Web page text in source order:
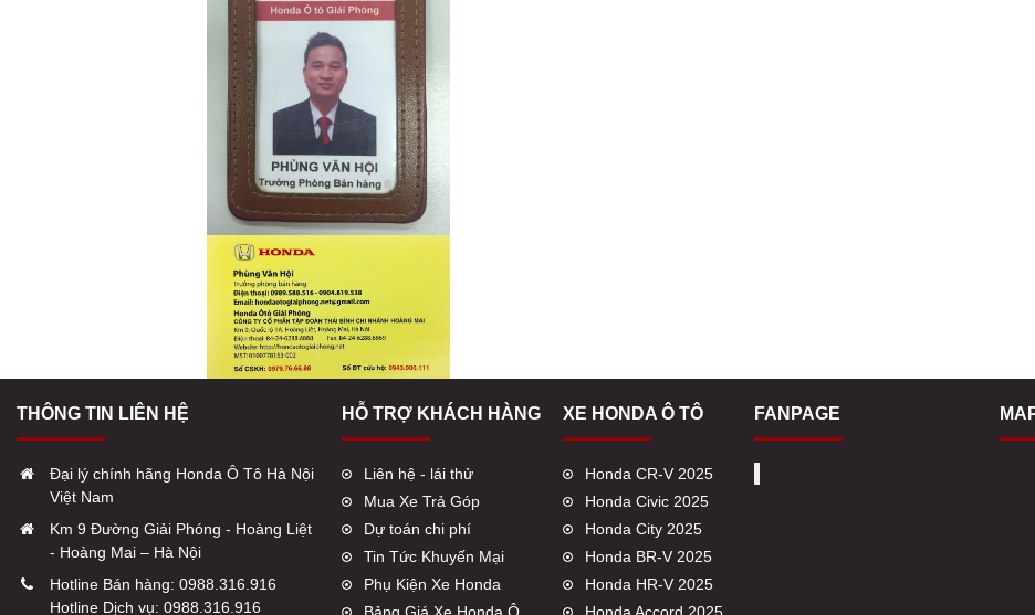
THÔNG TIN LIÊN HỆ
Đại lý chính hãng Honda Ô Tô Hà Nội
Việt Nam
Km 9 Đường Giải Phóng - Hoàng Liệt
- Hoàng Mai – Hà Nội
Hotline Bán hàng: 0988.316.916
Hotline Dịch vụ: 0988.316.916
HỖ TRỢ KHÁCH HÀNG
Liên hệ - lái thử
Mua Xe Trả Góp
Dự toán chi phí
Tin Tức Khuyến Mại
Phụ Kiện Xe Honda
XE HONDA Ô TÔ
Honda CR-V 2025
Honda Civic 2025
Honda City 2025
Honda BR-V 2025
Honda HR-V 2025
FANPAGE